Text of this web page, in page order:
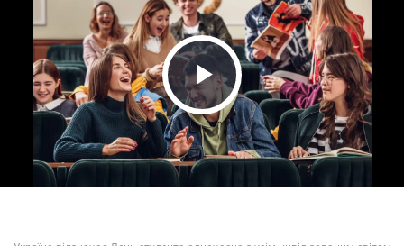
Play Video